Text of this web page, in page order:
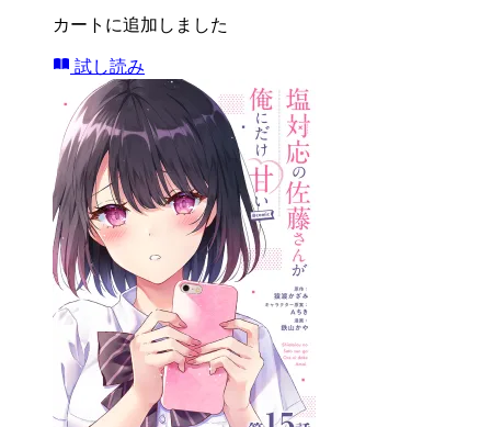
カートに追加しました
試し読み